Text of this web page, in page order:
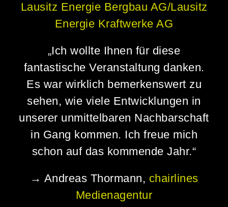
Lausitz Energie Bergbau AG/Lausitz
Energie Kraftwerke AG
„Ich wollte Ihnen für diese
fantastische Veranstaltung danken.
Es war wirklich bemerkenswert zu
sehen, wie viele Entwicklungen in
unserer unmittelbaren Nachbarschaft
in Gang kommen. Ich freue mich
schon auf das kommende Jahr.“
→ Andreas Thormann, chairlines
Medienagentur